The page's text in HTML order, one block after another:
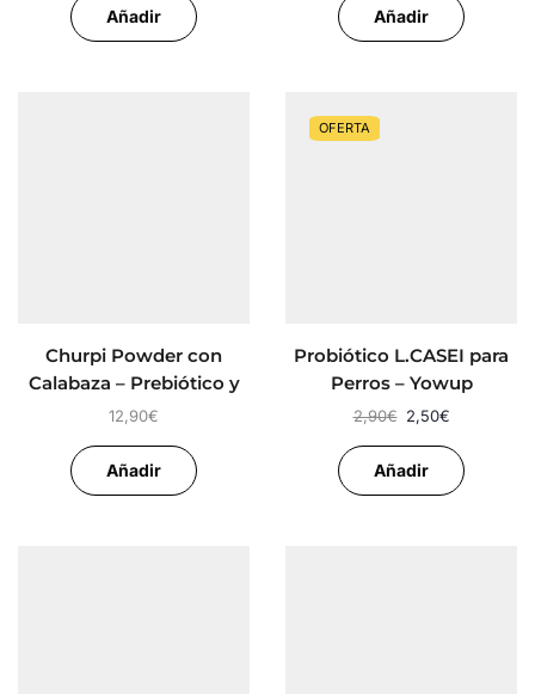
Añadir Añadir
Churpi Powder con
Calabaza – Prebiótico y
Probiótico
12,90€
Añadir
OFERTA
Probiótico L.CASEI para
Perros – Yowup
2,90€ 2,50€
Añadir